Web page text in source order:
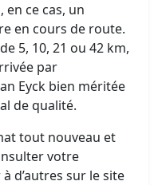
ce cas, un
en cours de route.
5, 10, 21 ou 42 km,
par
Eyck bien méritée
de qualité.
tout nouveau et
votre
d’autres sur le site